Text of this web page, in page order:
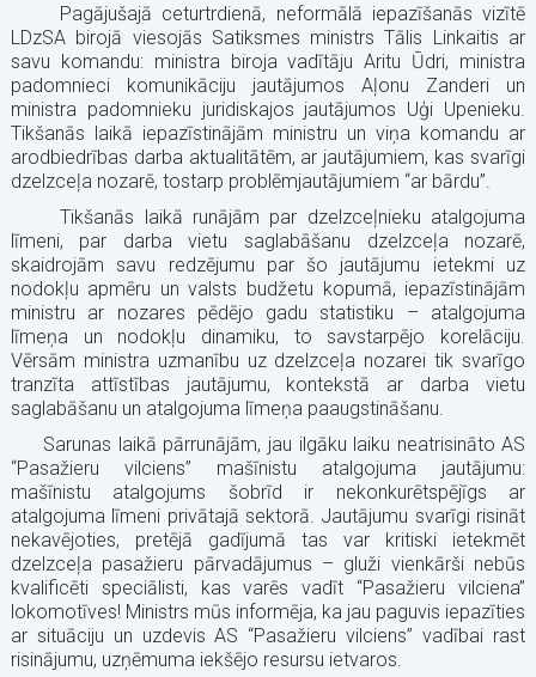
Pagājušajā ceturtrdienā, neformālā iepazīšanās vizītē
LDzSA birojā viesojās Satiksmes ministrs Tālis Linkaitis ar
savu komandu: ministra biroja vadītāju Aritu Ūdri, ministra
padomnieci komunikāciju jautājumos Aļonu Zanderi un
ministra padomnieku juridiskajos jautājumos Uģi Upenieku.
Tikšanās laikā iepazīstinājām ministru un viņa komandu ar
arodbiedrības darba aktualitātēm, ar jautājumiem, kas svarīgi
dzelzceļa nozarē, tostarp problēmjautājumiem “ar bārdu”.
Tikšanās laikā runājām par dzelzceļnieku atalgojuma
līmeni, par darba vietu saglabāšanu dzelzceļa nozarē,
skaidrojām savu redzējumu par šo jautājumu ietekmi uz
nodokļu apmēru un valsts budžetu kopumā, iepazīstinājām
ministru ar nozares pēdējo gadu statistiku – atalgojuma
līmeņa un nodokļu dinamiku, to savstarpējo korelāciju.
Vērsām ministra uzmanību uz dzelzceļa nozarei tik svarīgo
tranzīta attīstības jautājumu, kontekstā ar darba vietu
saglabāšanu un atalgojuma līmeņa paaugstināšanu.
Sarunas laikā pārrunājām, jau ilgāku laiku neatrisināto AS
“Pasažieru vilciens” mašīnistu atalgojuma jautājumu:
mašīnistu atalgojums šobrīd ir nekonkurētspējīgs ar
atalgojuma līmeni privātajā sektorā. Jautājumu svarīgi risināt
nekavējoties, pretējā gadījumā tas var kritiski ietekmēt
dzelzceļa pasažieru pārvadājumus – gluži vienkārši nebūs
kvalificēti speciālisti, kas varēs vadīt “Pasažieru vilciena”
lokomotīves! Ministrs mūs informēja, ka jau paguvis iepazīties
ar situāciju un uzdevis AS “Pasažieru vilciens” vadībai rast
risinājumu, uzņēmuma iekšējo resursu ietvaros.